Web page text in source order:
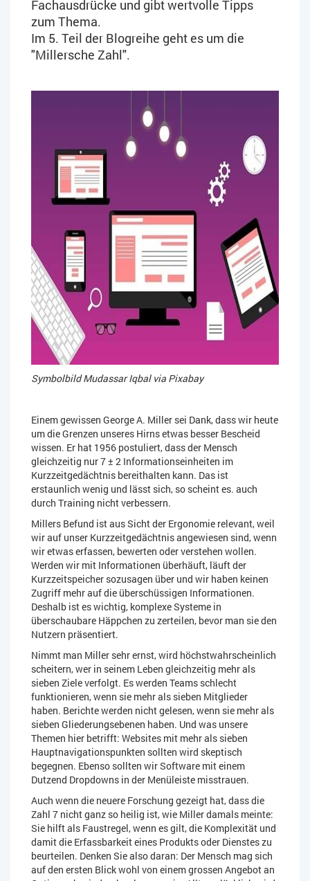
Fachausdrücke und gibt wertvolle Tipps
zum Thema.
Im 5. Teil der Blogreihe geht es um die
"Millersche Zahl".
Symbolbild Mudassar Iqbal via Pixabay
Einem gewissen George A. Miller sei Dank, dass wir heute
um die Grenzen unseres Hirns etwas besser Bescheid
wissen. Er hat 1956 postuliert, dass der Mensch
gleichzeitig nur 7 ± 2 Informationseinheiten im
Kurzzeitgedächtnis bereithalten kann. Das ist
erstaunlich wenig und lässt sich, so scheint es. auch
durch Training nicht verbessern.
Millers Befund ist aus Sicht der Ergonomie relevant, weil
wir auf unser Kurzzeitgedächtnis angewiesen sind, wenn
wir etwas erfassen, bewerten oder verstehen wollen.
Werden wir mit Informationen überhäuft, läuft der
Kurzzeitspeicher sozusagen über und wir haben keinen
Zugriff mehr auf die überschüssigen Informationen.
Deshalb ist es wichtig, komplexe Systeme in
überschaubare Häppchen zu zerteilen, bevor man sie den
Nutzern präsentiert.
Nimmt man Miller sehr ernst, wird höchstwahrscheinlich
scheitern, wer in seinem Leben gleichzeitig mehr als
sieben Ziele verfolgt. Es werden Teams schlecht
funktionieren, wenn sie mehr als sieben Mitglieder
haben. Berichte werden nicht gelesen, wenn sie mehr als
sieben Gliederungsebenen haben. Und was unsere
Themen hier betrifft: Websites mit mehr als sieben
Hauptnavigationspunkten sollten wird skeptisch
begegnen. Ebenso sollten wir Software mit einem
Dutzend Dropdowns in der Menüleiste misstrauen.
Auch wenn die neuere Forschung gezeigt hat, dass die
Zahl 7 nicht ganz so heilig ist, wie Miller damals meinte:
Sie hilft als Faustregel, wenn es gilt, die Komplexität und
damit die Erfassbarkeit eines Produkts oder Dienstes zu
beurteilen. Denken Sie also daran: Der Mensch mag sich
auf den ersten Blick wohl von einem grossen Angebot an